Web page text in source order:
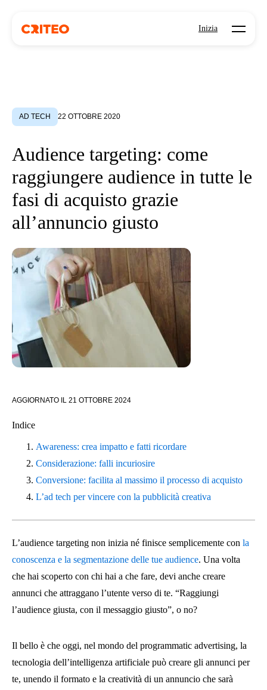
Inizia Open
AD TECH 22 OTTOBRE 2020
Audience targeting: come
raggiungere audience in tutte le
fasi di acquisto grazie
all’annuncio giusto
AGGIORNATO IL 21 OTTOBRE 2024
Indice
Awareness: crea impatto e fatti ricordare
Considerazione: falli incuriosire
Conversione: facilita al massimo il processo di acquisto
L’ad tech per vincere con la pubblicità creativa
L’audience targeting non inizia né finisce semplicemente con la
conoscenza e la segmentazione delle tue audience. Una volta
che hai scoperto con chi hai a che fare, devi anche creare
annunci che attraggano l’utente verso di te. “Raggiungi
l’audience giusta, con il messaggio giusto”, o no?
Il bello è che oggi, nel mondo del programmatic advertising, la
tecnologia dell’intelligenza artificiale può creare gli annunci per
te, unendo il formato e la creatività di un annuncio che sarà